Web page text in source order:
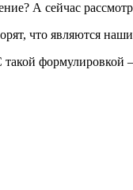
А сейчас
что являются
такой